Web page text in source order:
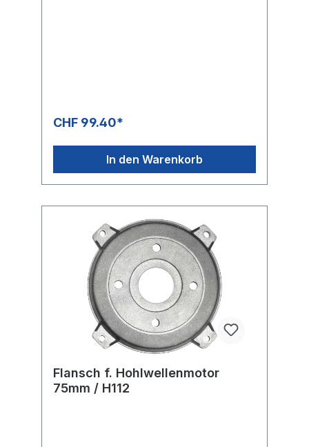
CHF 99.40*
In den Warenkorb
Flansch f. Hohlwellenmotor
75mm / H112